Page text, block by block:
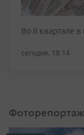
Во II квартале
сегодня, 18:14
Фоторепортаж